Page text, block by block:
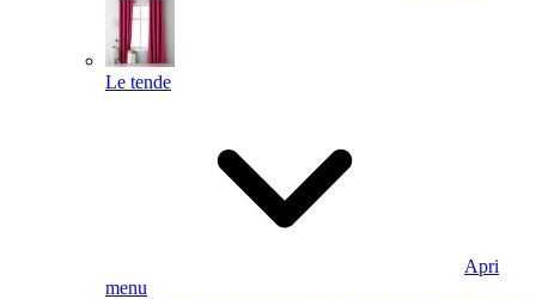
Le tende
Apri
menu